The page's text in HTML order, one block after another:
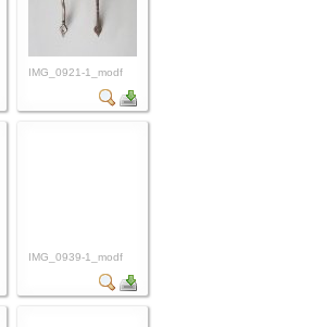
IMG_0921-1_modf
IMG_0939-1_modf